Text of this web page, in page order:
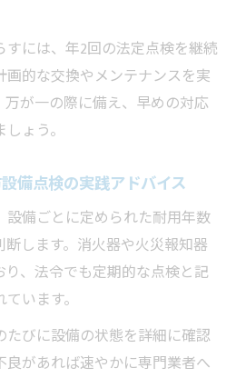
には、年2回の法定点検を継続
画的な交換やメンテナンスを実
が一の際に備え、早めの対応
ょう。
備点検の実践アドバイス
備ごとに定められた耐用年数
します。消火器や火災報知器
り、法令でも定期的な点検と記
います。
びに設備の状態を詳細に確認
良があれば速やかに専門業者へ